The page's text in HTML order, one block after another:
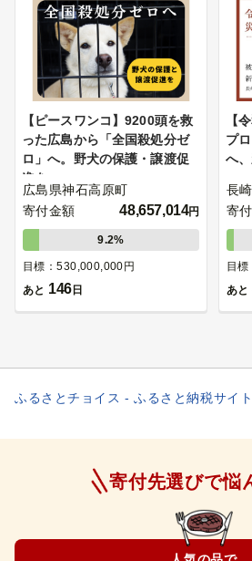
【ピースワンコ】9200頭を救
った広島から「全国殺処分ゼ
ロ」へ。野犬の保護・譲渡促
進を
広島県神石高原町
寄付金額
48,657,014円
9.2%
目標：530,000,000円
あと 146 日
【
プ
へ
長
寄
目
あと
ふるさとチョイス - ふるさと納税サイト
寄付先選びで悩